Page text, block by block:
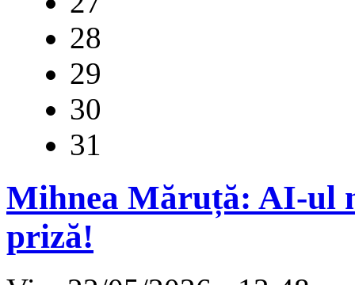
28
29
30
31
Mihnea Măruță: AI-ul
priză!